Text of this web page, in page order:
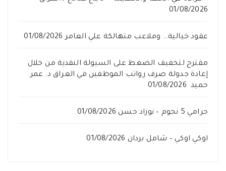
01/08/2026
عقود خيالية… وملاعب متهالكة علي العامر 01/08/2026
مقترح لتخفيف الضغط على السيولة النقدية من خلال
إعادة جدولة صرف رواتب الموظفين في العراق د. عمر
حميد 01/08/2026
حرامي 5 نجوم – نوزاد حسن 01/08/2026
اوكي اوكي – شامل بردان 01/08/2026